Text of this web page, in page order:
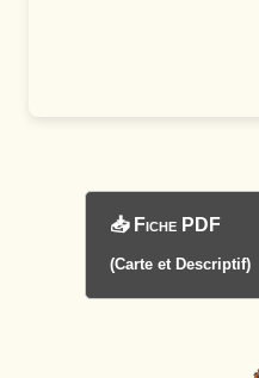
📥 Fiche PDF
(Carte et Descriptif)